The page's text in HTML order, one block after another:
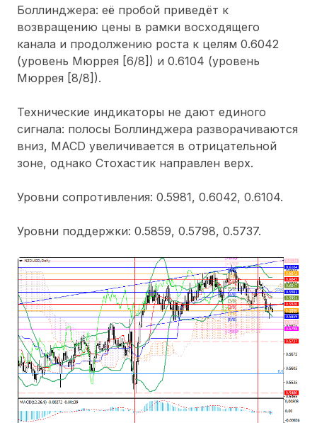
Боллинджера: её пробой приведёт к
возвращению цены в рамки восходящего
канала и продолжению роста к целям 0.6042
(уровень Мюррея [6/8]) и 0.6104 (уровень
Мюррея [8/8]).
Технические индикаторы не дают единого
сигнала: полосы Боллинджера разворачиваются
вниз, MACD увеличивается в отрицательной
зоне, однако Стохастик направлен верх.
Уровни сопротивления: 0.5981, 0.6042, 0.6104.
Уровни поддержки: 0.5859, 0.5798, 0.5737.